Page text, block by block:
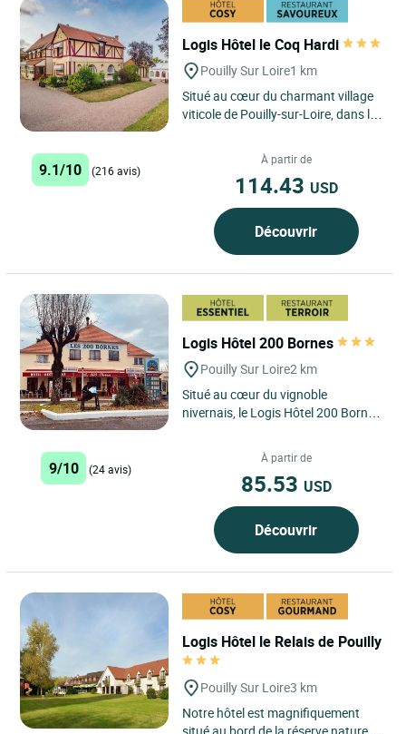
Logis Hôtel le Coq Hardi
Pouilly Sur Loire1 km
Situé au cœur du charmant village
viticole de Pouilly-sur-Loire, dans la
9.1/10 (216 avis)
À partir de
114.43 USD
Découvrir
Logis Hôtel 200 Bornes
Pouilly Sur Loire2 km
Situé au cœur du vignoble
nivernais, le Logis Hôtel 200 Bornes
invitation à la...
9/10 (24 avis)
À partir de
85.53 USD
Découvrir
Logis Hôtel le Relais de Pouilly
Pouilly Sur Loire3 km
Notre hôtel est magnifiquement